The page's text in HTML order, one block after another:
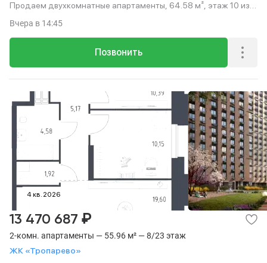
Продаем двухкомнатные апартаменты, 64.58 м², этаж 10 из
Позвонить
Вчера в 14:45
4 кв. 2026
2-комн. апартаменты — 55.96 м² — 8/23 этаж
ЖК «Тропарево»
13 470 687 ₽